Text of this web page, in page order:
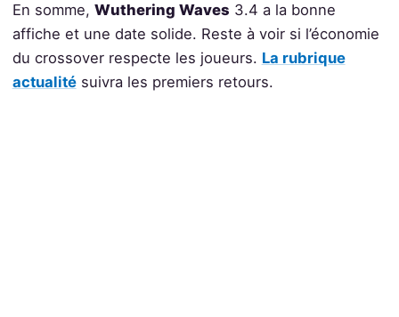
En somme, Wuthering Waves 3.4 a la bonne
affiche et une date solide. Reste à voir si l’économie
du crossover respecte les joueurs. La rubrique
actualitésuivra les premiers retours.